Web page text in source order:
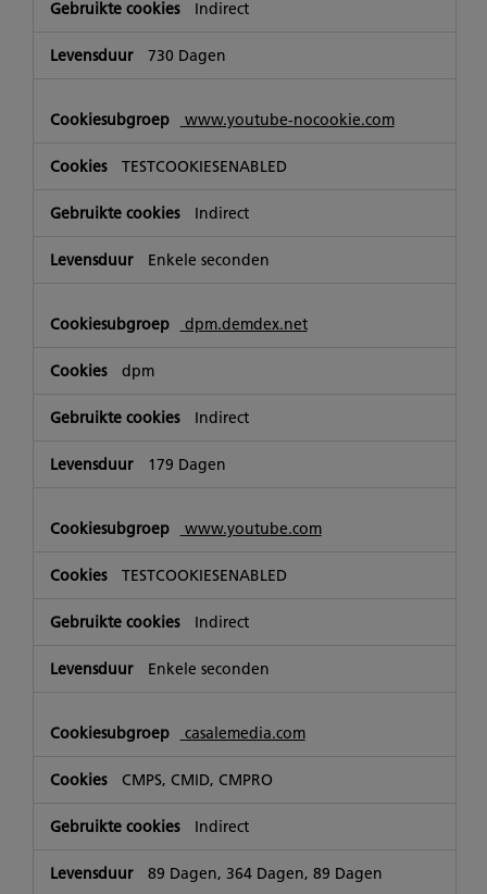
Indirect
730 Dagen
www.youtube-nocookie.com
TESTCOOKIESENABLED
Indirect
Enkele seconden
dpm.demdex.net
dpm
Indirect
179 Dagen
www.youtube.com
TESTCOOKIESENABLED
Indirect
Enkele seconden
casalemedia.com
CMPS, CMID, CMPRO
Indirect
89 Dagen, 364 Dagen, 89 Dagen